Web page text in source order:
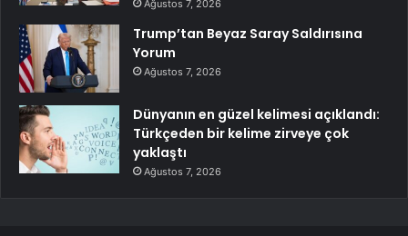
Ağustos 7, 2026
Trump’tan Beyaz Saray Saldırısına
Yorum
Ağustos 7, 2026
Dünyanın en güzel kelimesi açıklandı:
Türkçeden bir kelime zirveye çok
yaklaştı
Ağustos 7, 2026